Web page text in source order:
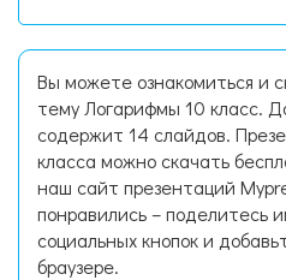
Вы можете ознакомиться и
тему Логарифмы 10 класс.
содержит 14 слайдов.
класса можно скачать
наш сайт презентаций
понравились – поделитесь
социальных кнопок и
браузере.